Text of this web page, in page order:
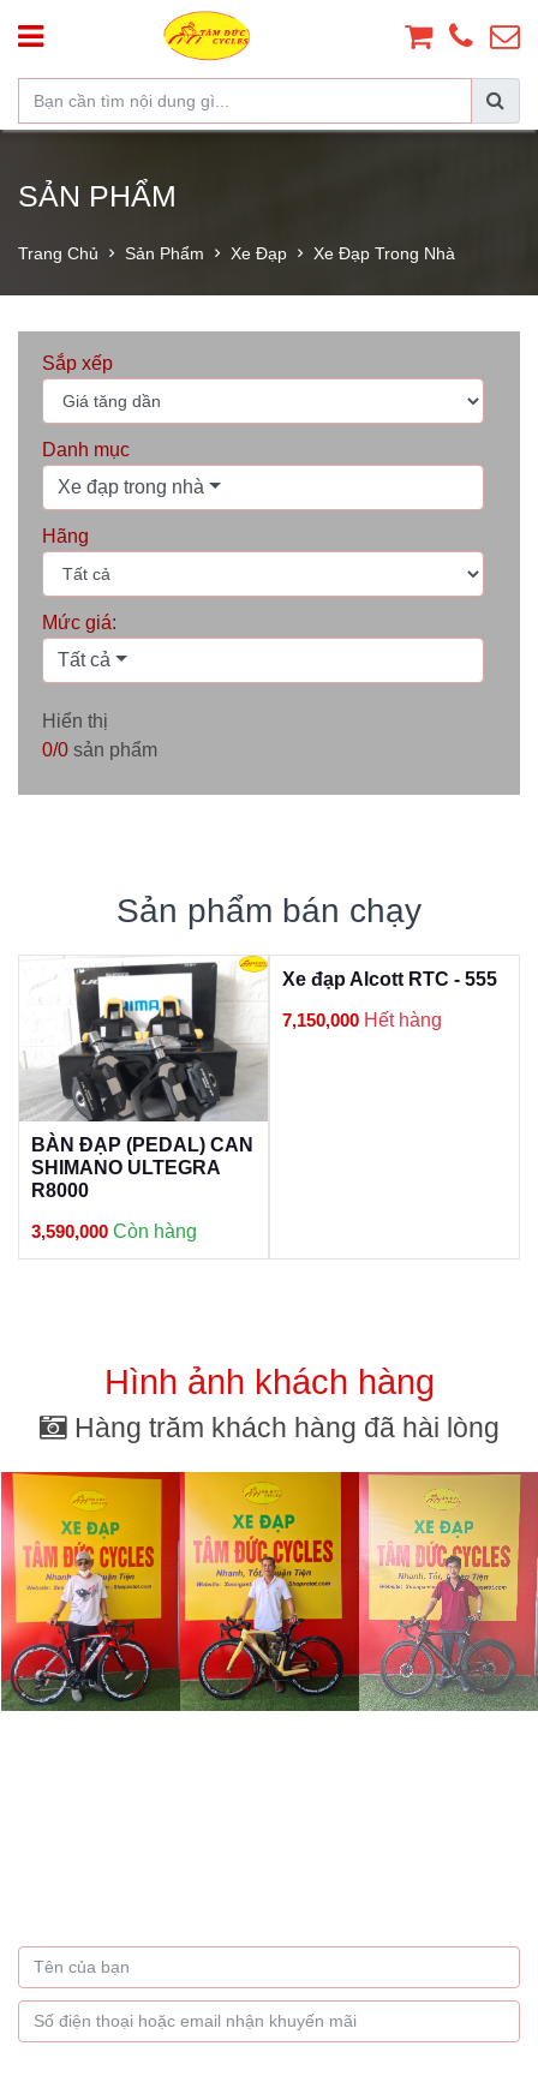
SẢN PHẨM
Trang Chủ Sản Phẩm Xe Đạp Xe Đạp Trong Nhà
Sắp xếp
Danh mục
Xe đạp trong nhà
Hãng
Mức giá:
Tất cả
Hiển thị
0/0 sản phẩm
Sản phẩm bán chạy
BÀN ĐẠP (PEDAL) CAN
SHIMANO ULTEGRA
R8000
3,590,000 Còn hàng
Xe đạp Alcott RTC - 555
7,150,000 Hết hàng
Hình ảnh khách hàng
Hàng trăm khách hàng đã hài lòng